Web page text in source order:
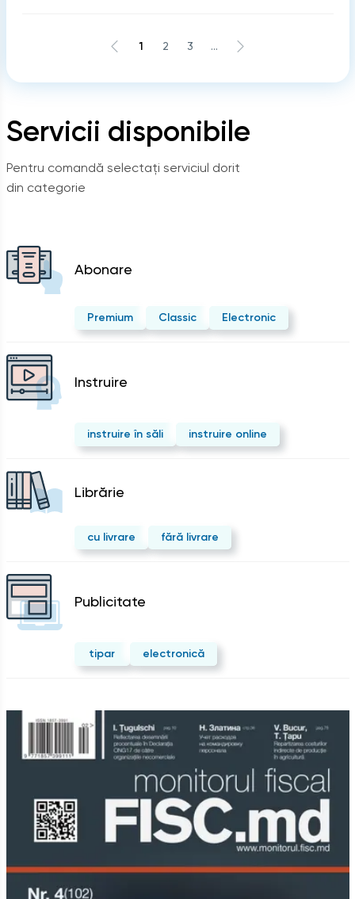
Servicii disponibile
Pentru comandă selectați serviciul dorit
din categorie
Abonare
Premium Classic Electronic
Instruire
instruire în săli instruire online
Librărie
cu livrare fără livrare
Publicitate
tipar electronică
1 2 3 ...